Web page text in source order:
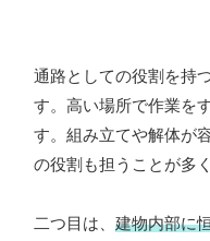
通路としての役割を持
す。高い場所で作業を
す。組み立てや解体が
の役割も担うことが多
二つ目は、 建物内部に